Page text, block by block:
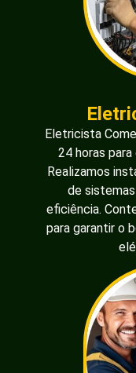
Eletricista
24 horas
Realizamos
de
eficiência.
para garantir o